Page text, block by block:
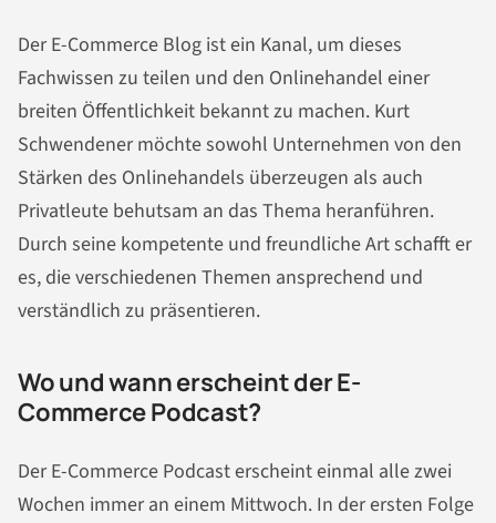
Der E-Commerce Blog ist ein Kanal, um dieses
Fachwissen zu teilen und den Onlinehandel einer
breiten Öffentlichkeit bekannt zu machen. Kurt
Schwendener möchte sowohl Unternehmen von den
Stärken des Onlinehandels überzeugen als auch
Privatleute behutsam an das Thema heranführen.
Durch seine kompetente und freundliche Art schafft er
es, die verschiedenen Themen ansprechend und
verständlich zu präsentieren.
Wo und wann erscheint der E-
Commerce Podcast?
Der E-Commerce Podcast erscheint einmal alle zwei
Wochen immer an einem Mittwoch. In der ersten Folge